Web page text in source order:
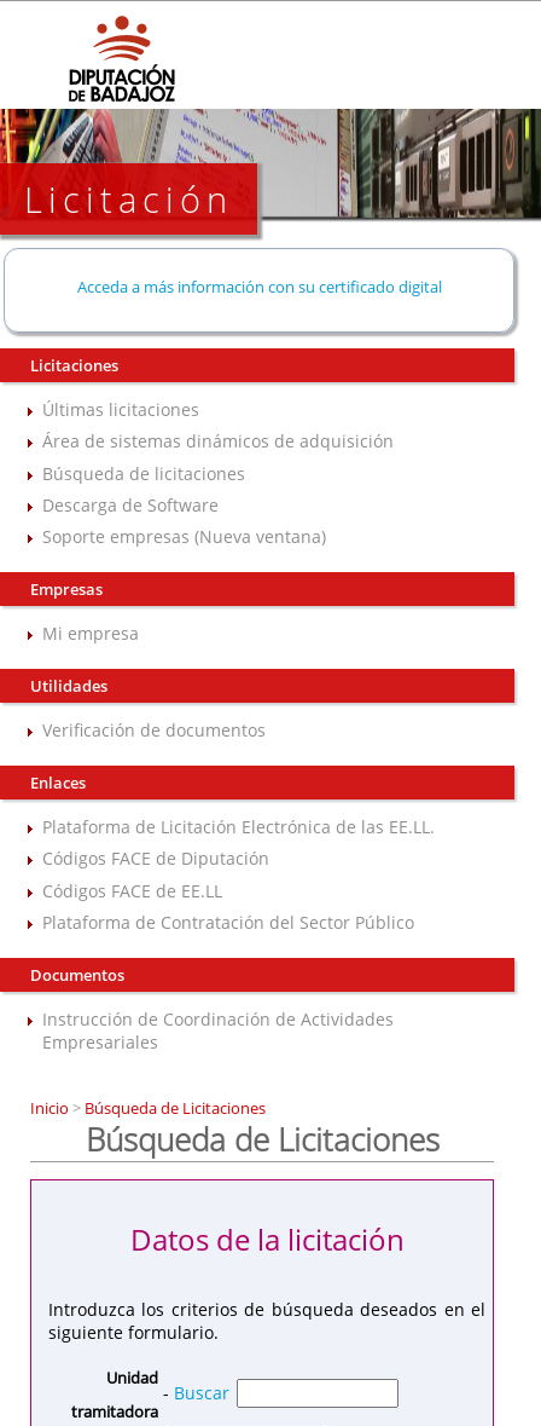
Licitación
Acceda a más información con su certificado digital
Licitaciones
Últimas licitaciones
Área de sistemas dinámicos de adquisición
Búsqueda de licitaciones
Descarga de Software
Soporte empresas (Nueva ventana)
Empresas
Mi empresa
Utilidades
Verificación de documentos
Enlaces
Plataforma de Licitación Electrónica de las EE.LL.
Códigos FACE de Diputación
Códigos FACE de EE.LL
Plataforma de Contratación del Sector Público
Documentos
Instrucción de Coordinación de Actividades
Empresariales
Inicio > Búsqueda de Licitaciones
Búsqueda de Licitaciones
Introduzca los criterios de búsqueda deseados en el
siguiente formulario.
Datos de la licitación
Unidad
tramitadora
- Buscar